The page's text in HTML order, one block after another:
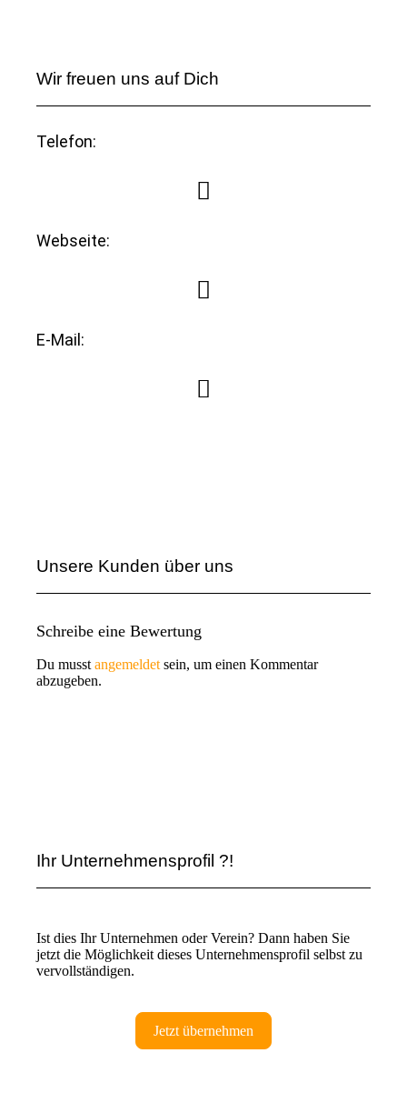
Wir freuen uns auf Dich
Telefon:
Webseite:
E-Mail:
Unsere Kunden über uns
Schreibe eine Bewertung
Du musst angemeldet sein, um einen Kommentar
abzugeben.
Ihr Unternehmensprofil ?!
Ist dies Ihr Unternehmen oder Verein? Dann haben Sie
jetzt die Möglichkeit dieses Unternehmensprofil selbst zu
vervollständigen.
Jetzt übernehmen